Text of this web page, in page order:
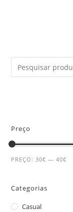
Preço
PREÇO:30€ —40€
Categorias
Casual